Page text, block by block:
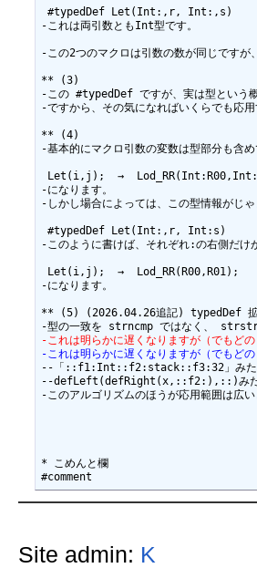
#typedDef Let(Int:,r, Int:,s)
-これは両引数ともInt型です。
-この2つのマクロは引数の数が同じですが
** (3)
-この #typedDef ですが、実は型という
-ですから、その気になればいくらでも応用
** (4)
-基本的にマクロ引数の変数は型部分も含
Let(i,j);  →
-になります。
-しかし場合によっては、この型情報が
#typedDef Let(Int:,r, Int:s)
-このように書けば、それぞれ:の右側だけ
Let(i,j);  →  Lod_RR(R00,R01);
-になります。
** (5) (2026.04.26追記) typedDef 拡
-これは明らかに遅くなりますが（でもど
-これは明らかに遅くなりますが（でもど
--「::f1:Int::f2:stack::f3:32」みたいに
--defLeft(defRight(x,::f2:),::)みたいに
-このアルゴリズムのほうが応用範囲は広
* こめんと欄
Site admin: K